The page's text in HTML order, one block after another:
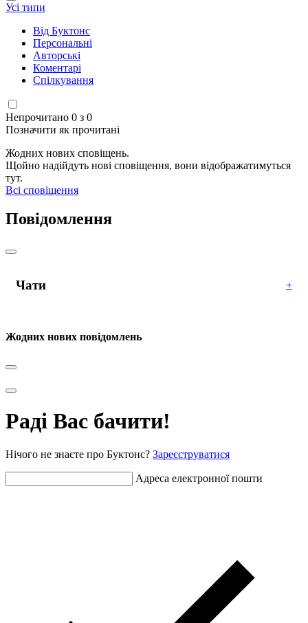
Усі типи
Від Буктонс
Персональні
Авторські
Коментарі
Спілкування
Непрочитано 0 з 0
Позначити як прочитані
Жодних нових сповіщень.
Щойно надійдуть нові сповіщення, вони відображатимуться
тут.
Всі сповіщення
Повідомлення
Чати +
Жодних нових повідомлень
Раді Вас бачити!
Нічого не знаєте про Буктонс? Зареєструватися
Адреса електронної пошти